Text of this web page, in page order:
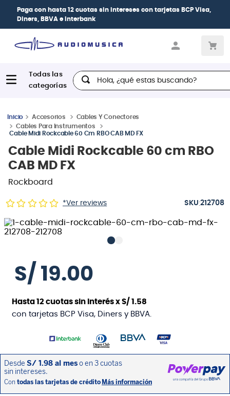
Paga con hasta 12 cuotas sin intereses con tarjetas BCP Visa,
Diners, BBVA e Interbank
Hola, ¿qué estas buscando?
Accesorios
Cables Y Conectores
Cables Para Instrumentos
Cable Midi Rockcable 60 Cm RBO CAB MD FX
Cable Midi Rockcable 60 cm RBO
CAB MD FX
Rockboard
*Ver reviews :212708
S/ 19.00
Hasta12 cuotas sin interés xS/ 1.58
con tarjetas BCP Visa, Diners y BBVA.